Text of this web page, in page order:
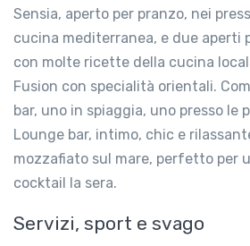
Sensia, aperto per pranzo, nei
cucina mediterranea, e due aperti
con molte ricette della cucina
Fusion con specialità orientali.
bar, uno in spiaggia, uno presso le
Lounge bar, intimo, chic e
mozzafiato sul mare, perfetto per
cocktail la sera.
Servizi, sport e svago